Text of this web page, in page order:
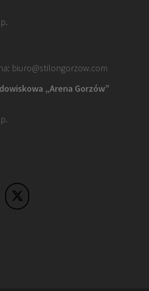
biuro@stilongorzow.com
„Arena Gorzów”